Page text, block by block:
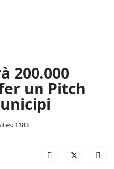
200.000
un Pitch
1183